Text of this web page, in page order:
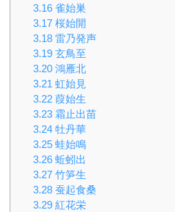
3.16 雀始巣
3.17 桜始開
3.18 雷乃発声
3.19 玄鳥至
3.20 鴻雁北
3.21 虹始見
3.22 葭始生
3.23 霜止出苗
3.24 牡丹華
3.25 蛙始鳴
3.26 蚯蚓出
3.27 竹笋生
3.28 蚕起食桑
3.29 紅花栄